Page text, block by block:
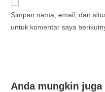
Simpan nama, email, dan
untuk komentar saya
Anda mungkin